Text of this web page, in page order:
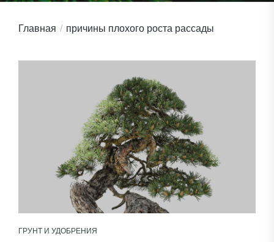
Главная причины плохого роста рассады
ГРУНТ И УДОБРЕНИЯ